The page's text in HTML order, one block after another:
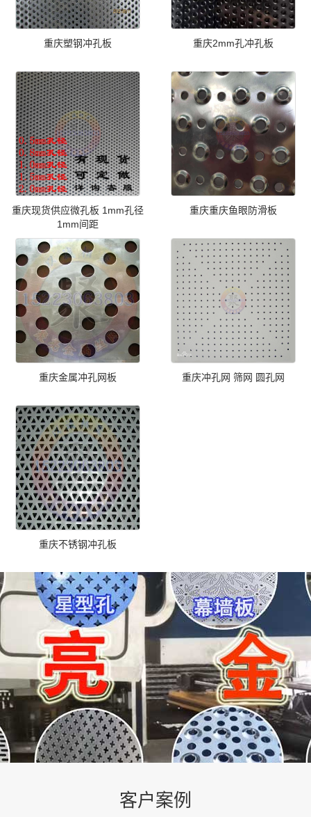
重庆塑钢冲孔板 重庆2mm孔冲孔板
重庆现货供应微孔板 1mm孔径
1mm间距
重庆重庆鱼眼防滑板
重庆金属冲孔网板 重庆冲孔网 筛网 圆孔网
重庆不锈钢冲孔板
客户案例